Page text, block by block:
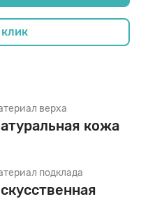
верха
кожа
подклада